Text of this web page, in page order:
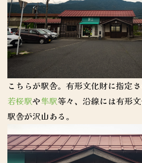
こちらが駅舎。有形文化財に指定
若桜駅や隼駅等々、沿線には有形
駅舎が沢山ある。